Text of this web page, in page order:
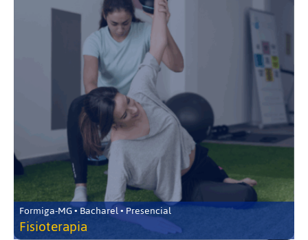
Formiga-MG • Bacharel • Presencial
Fisioterapia